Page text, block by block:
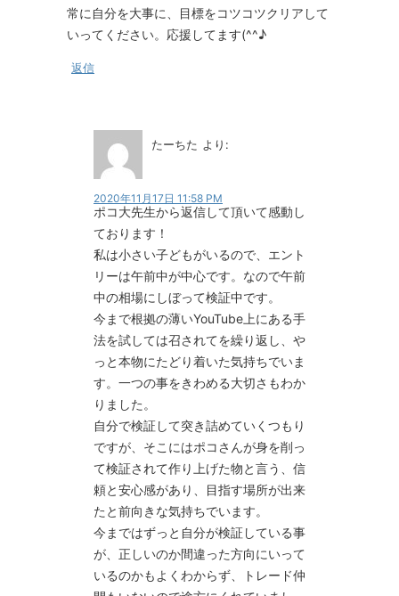
常に自分を大事に、目標をコツコツクリアして
いってください。応援してます(^^♪
返信
たーちた より:
2020年11月17日 11:58 PM
ポコ大先生から返信して頂いて感動し
ております！
私は小さい子どもがいるので、エント
リーは午前中が中心です。なので午前
中の相場にしぼって検証中です。
今まで根拠の薄いYouTube上にある手
法を試しては召されてを繰り返し、や
っと本物にたどり着いた気持ちでいま
す。一つの事をきわめる大切さもわか
りました。
自分で検証して突き詰めていくつもり
ですが、そこにはポコさんが身を削っ
て検証されて作り上げた物と言う、信
頼と安心感があり、目指す場所が出来
たと前向きな気持ちでいます。
今まではずっと自分が検証している事
が、正しいのか間違った方向にいって
いるのかもよくわからず、トレード仲